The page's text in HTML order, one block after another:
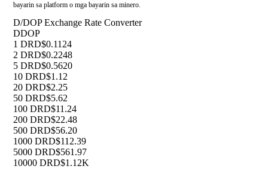
bayarin sa platform o mga bayarin sa minero.
D/DOP Exchange Rate Converter
DDOP
1 DRD$0.1124
2 DRD$0.2248
5 DRD$0.5620
10 DRD$1.12
20 DRD$2.25
50 DRD$5.62
100 DRD$11.24
200 DRD$22.48
500 DRD$56.20
1000 DRD$112.39
5000 DRD$561.97
10000 DRD$1.12K